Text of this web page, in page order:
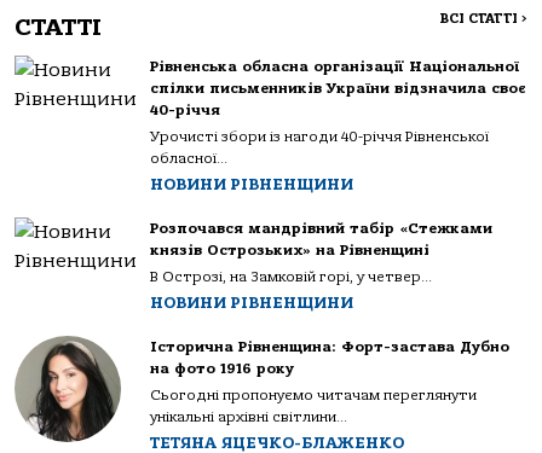
СТАТТІ ВСІ СТАТТІ >
Рівненська обласна організації Національної
спілки письменників України відзначила своє
40-річчя
Урочисті збори із нагоди 40-річчя Рівненської
обласної...
НОВИНИ РІВНЕНЩИНИ
Розпочався мандрівний табір «Стежками
князів Острозьких» на Рівненщині
В Острозі, на Замковій горі, у четвер...
НОВИНИ РІВНЕНЩИНИ
Історична Рівненщина: Форт-застава Дубно
на фото 1916 року
Сьогодні пропонуємо читачам переглянути
унікальні архівні світлини...
ТЕТЯНА ЯЦЕЧКО-БЛАЖЕНКО